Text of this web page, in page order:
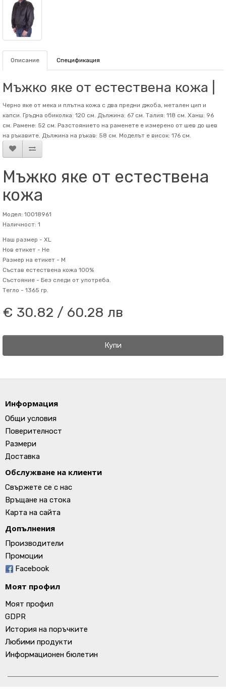
Описание Спецификация
Мъжко яке от естествена кожа |
Черно яке от мека и плътна кожа с два предни джоба, метален цип и
капси. Гръдна обиколка: 120 см. Дължина: 67 см. Талия: 118 см. Ханш: 96
см. Рамене: 52 см. Разстоянието на раменете е измерено от шев до шев
на ръкавите. Дължина на ръкав: 58 см. Mоделът е висок: 176 см.
Мъжко яке от естествена
кожа
Модел: 10018961
Наличност: 1
Наш размер - XL
Нов етикет - Не
Размер на етикет - M
Състав естествена кожа 100%
Състояние - Без следи от употреба.
Тегло - 1365 гр.
€ 30.82 / 60.28 лв
Купи
Информация
Общи условия
Поверителност
Размери
Доставка
Обслужване на клиенти
Свържете се с нас
Връщане на стока
Карта на сайта
Допълнения
Производители
Промоции
Facebook
Моят профил
Моят профил
GDPR
История на поръчките
Любими продукти
Информационен бюлетин